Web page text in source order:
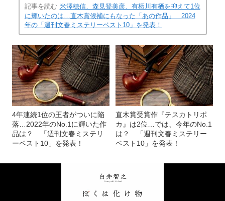
記事を読む 米澤穂信、森見登美彦、有栖川有栖を抑えて1位
に輝いたのは…直木賞候補にもなった「あの作品」 2024
年の「週刊文春ミステリーベスト10」を発表！
4年連続1位の王者がついに陥
落…2022年のNo.1に輝いた作
品は？ 「週刊文春ミステリ
ーベスト10」を発表！
直木賞受賞作『テスカトリポ
カ』は2位…では、今年のNo.1
は？ 「週刊文春ミステリー
ベスト10」を発表！